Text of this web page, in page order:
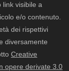
link visibile a
e/o contenuto.
dei rispettivi
diversamente
Creative
opere derivate 3.0